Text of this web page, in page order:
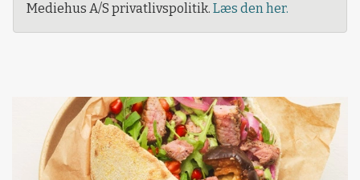
Mediehus A/S privatlivspolitik. Læs den her.